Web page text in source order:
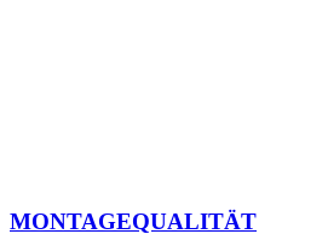
MONTAGEQUALITÄT